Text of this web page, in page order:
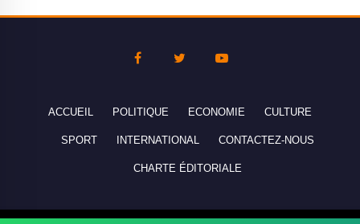
ACCUEIL POLITIQUE ECONOMIE CULTURE
SPORT INTERNATIONAL CONTACTEZ-NOUS
CHARTE ÉDITORIALE